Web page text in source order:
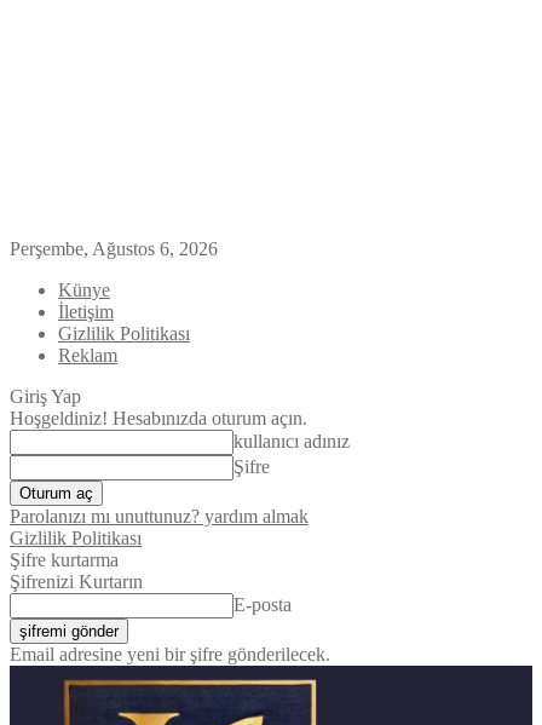
Perşembe, Ağustos 6, 2026
Künye
İletişim
Gizlilik Politikası
Reklam
Giriş Yap
Hoşgeldiniz! Hesabınızda oturum açın.
kullanıcı adınız
Şifre
Parolanızı mı unuttunuz? yardım almak
Gizlilik Politikası
Şifre kurtarma
Şifrenizi Kurtarın
E-posta
Email adresine yeni bir şifre gönderilecek.